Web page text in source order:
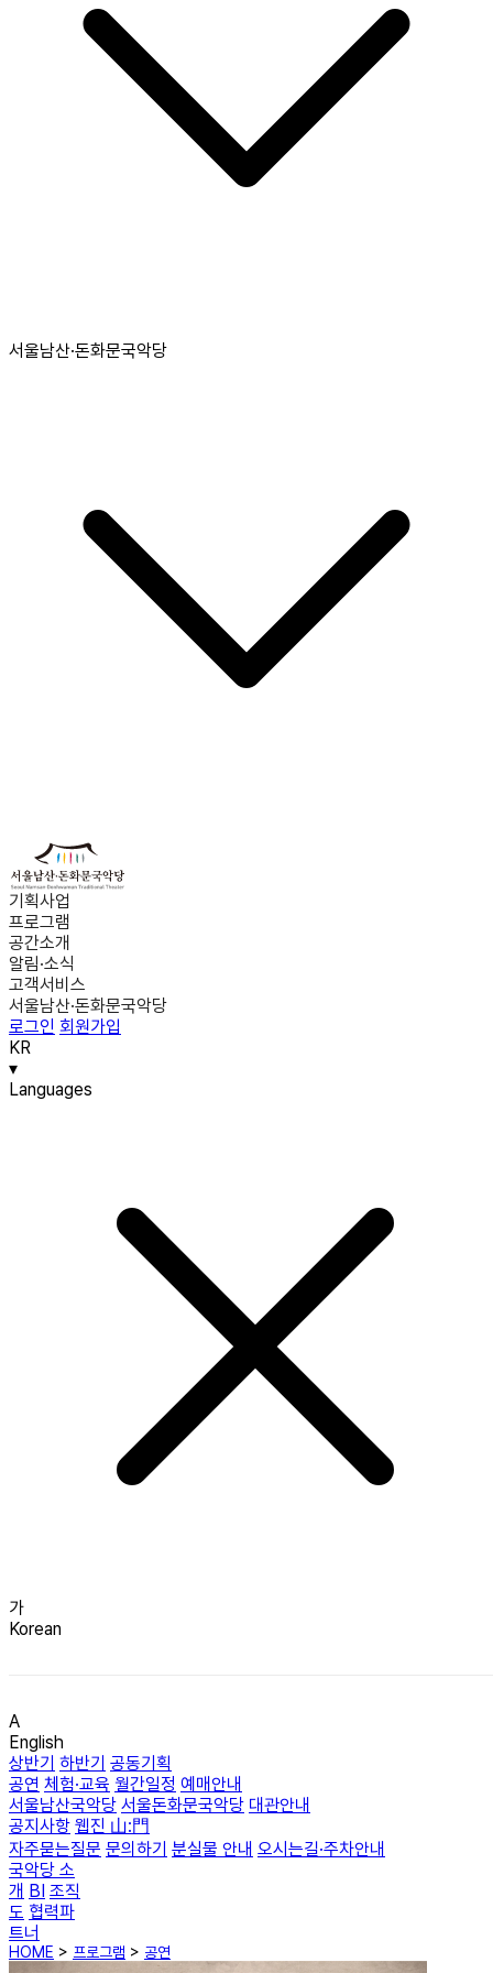
서울남산·돈화문국악당
기획사업
프로그램
공간소개
알림·소식
고객서비스
서울남산·돈화문국악당
로그인 회원가입
KR
▾
Languages
가
Korean
A
English
상반기 하반기 공동기획
공연 체험·교육 월간일정 예매안내
서울남산국악당 서울돈화문국악당 대관안내
공지사항 웹진 山:門
자주묻는질문 문의하기 분실물 안내 오시는길·주차안내
국악당 소
개 BI 조직
도 협력파
트너
HOME > 프로그램 > 공연